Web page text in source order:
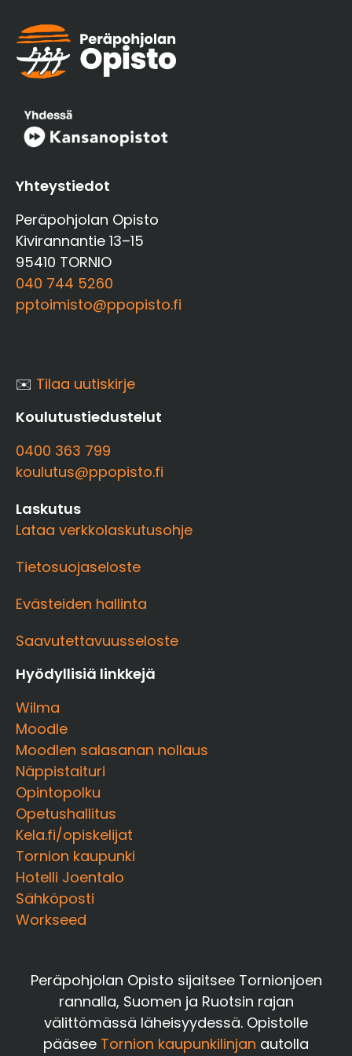
Yhteystiedot
Peräpohjolan Opisto
Kivirannantie 13–15
95410 TORNIO
040 744 5260
pptoimisto@ppopisto.fi
✉️ Tilaa uutiskirje
Koulutustiedustelut
0400 363 799
koulutus@ppopisto.fi
Laskutus
Lataa verkkolaskutusohje
Tietosuojaseloste
Evästeiden hallinta
Saavutettavuusseloste
Hyödyllisiä linkkejä
Wilma
Moodle
Moodlen salasanan nollaus
Näppistaituri
Opintopolku
Opetushallitus
Kela.fi/opiskelijat
Tornion kaupunki
Hotelli Joentalo
Sähköposti
Workseed
Peräpohjolan Opisto sijaitsee Tornionjoen
rannalla, Suomen ja Ruotsin rajan
välittömässä läheisyydessä. Opistolle
pääsee Tornion kaupunkilinjan autolla